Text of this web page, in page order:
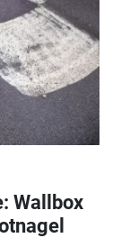
Wallbox